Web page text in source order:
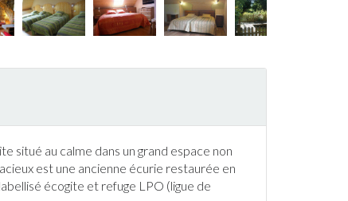
situé au calme dans un grand espace non
est une ancienne écurie restaurée en
écogite et refuge LPO (ligue de